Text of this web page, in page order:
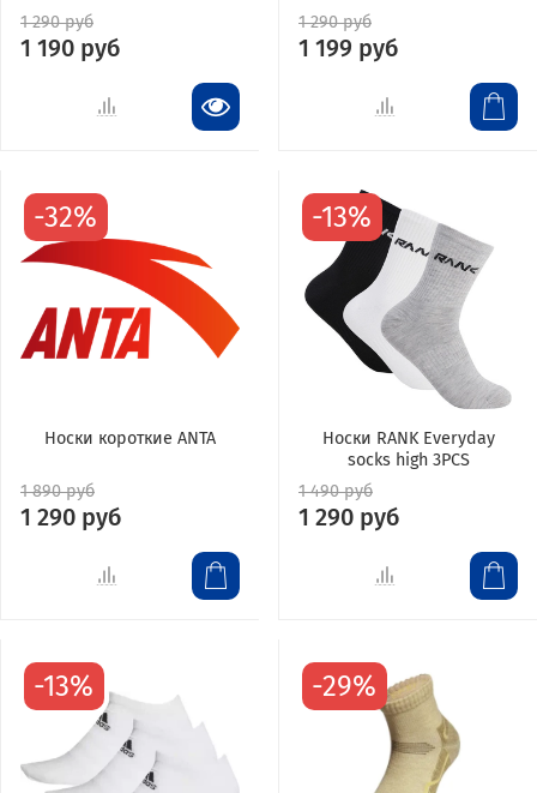
1 290 руб
1 190 руб
1 290 руб
1 199 руб
-32%
Носки короткие ANTA
1 890 руб
1 290 руб
-13%
Носки RANK Everyday
socks high 3PCS
1 490 руб
1 290 руб
-13% -29%